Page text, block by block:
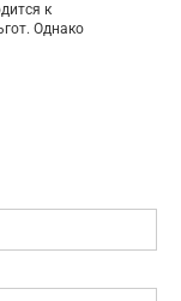
к
Однако